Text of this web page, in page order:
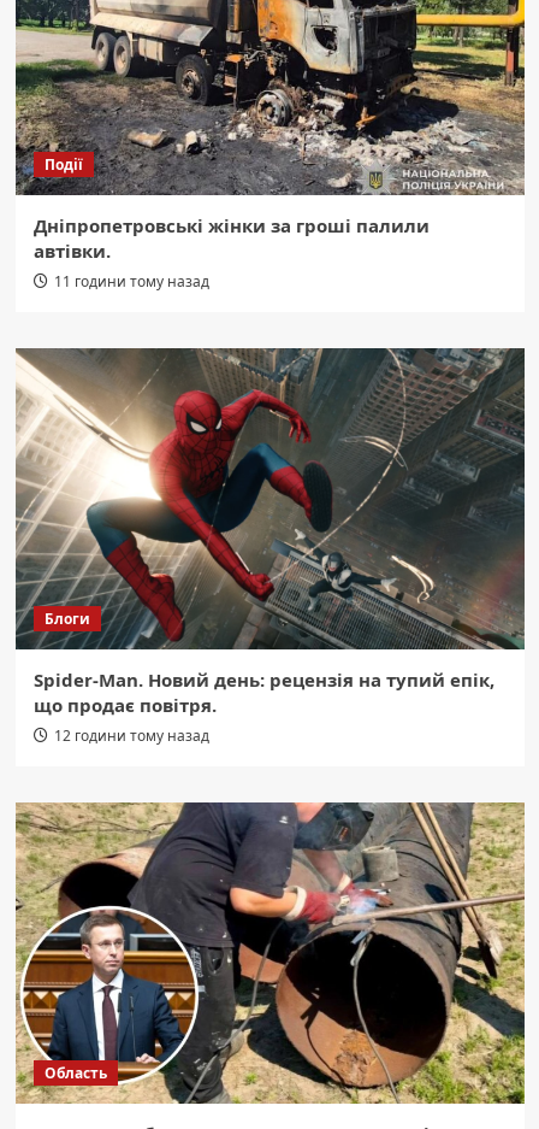
Події
Дніпропетровські жінки за гроші палили
автівки.
11 години тому назад
Блоги
Spider-Man. Новий день: рецензія на тупий епік,
що продає повітря.
12 години тому назад
Область